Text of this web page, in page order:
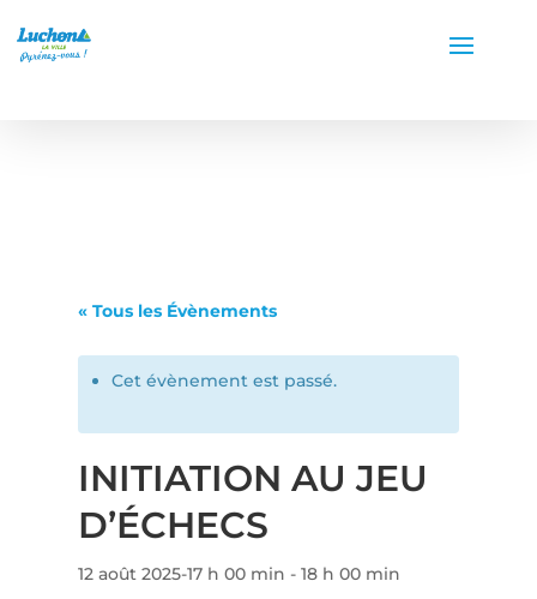
« Tous les Évènements
Cet évènement est passé.
INITIATION AU JEU
D’ÉCHECS
12 août 2025-17 h 00 min - 18 h 00 min